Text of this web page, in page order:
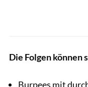
Die Folgen können
Burpees mit